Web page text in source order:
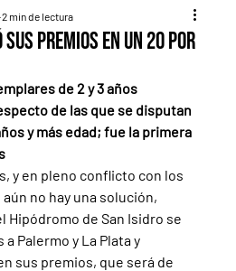
premios en un 20 por
2 min de lectura
de 2 y 3 años
de las que se disputan
y más edad; fue la primera
y en pleno conflicto con los
no hay una solución,
Hipódromo de San Isidro se
Palermo y La Plata y
sus premios, que será de